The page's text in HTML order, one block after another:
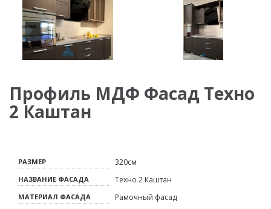
Профиль МДФ Фасад Техно
2 Каштан
РАЗМЕР 320см
НАЗВАНИЕ ФАСАДА Техно 2 Каштан
МАТЕРИАЛ ФАСАДА Рамочный фасад